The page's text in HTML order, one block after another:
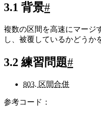
3.1 背景#
複数の区間を高速にマージ
し、被覆しているかどうか
3.2 練習問題#
803. 区間合併
参考コード：